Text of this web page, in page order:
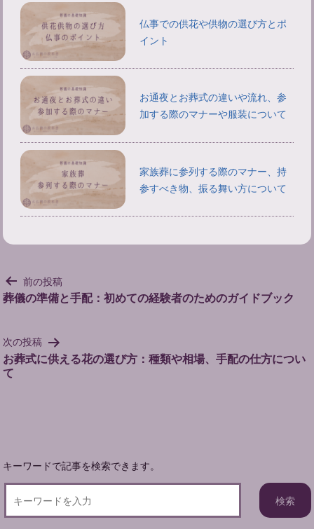
仏事での供花や供物の選び方とポ
イント
お通夜とお葬式の違いや流れ、参
加する際のマナーや服装について
家族葬に参列する際のマナー、持
参すべき物、振る舞い方について
投
稿
ゲ
ー
シ
前の投稿
葬儀の準備と手配：初めての経験者のためのガイドブック
次の投稿
お葬式に供える花の選び方：種類や相場、手配の仕方につい
て
キーワードで記事を検索できます。